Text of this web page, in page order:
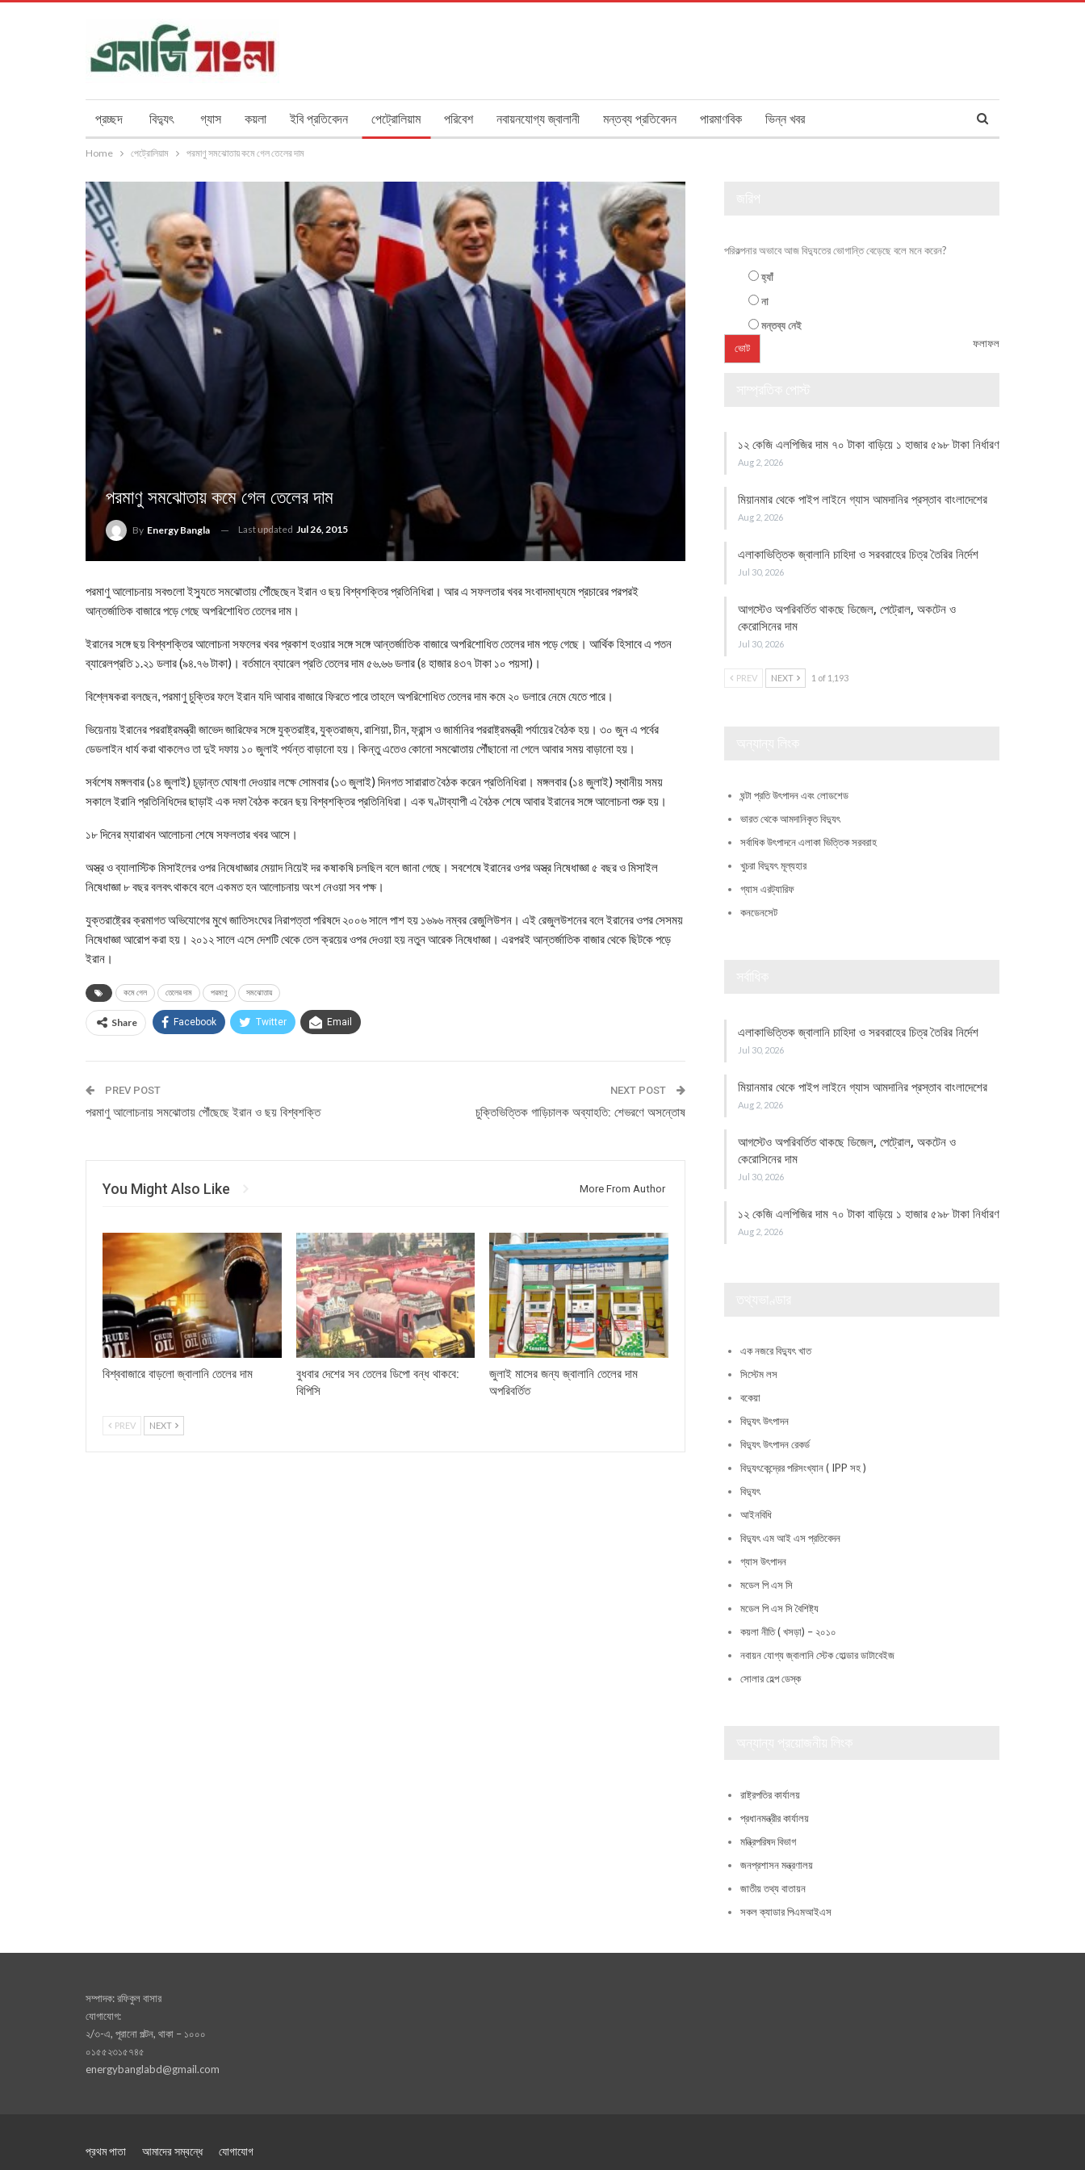
প্রচ্ছদ বিদ্যুৎ গ্যাস কয়লা ইবি প্রতিবেদন পেট্রোলিয়াম পরিবেশ নবায়নযোগ্য জ্বালানী মন্তব্য প্রতিবেদন পারমাণবিক ভিন্ন খবর
Home পেট্রোলিয়াম পরমাণু সমঝোতায় কমে গেল তেলের দাম
পরমাণু সমঝোতায় কমে গেল তেলের দাম
By Energy Bangla Last updated Jul 26, 2015
পরমাণু আলোচনায় সবগুলো ইস্যুতে সমঝোতায় পৌঁছেছেন ইরান ও ছয় বিশ্বশক্তির প্রতিনিধিরা। আর এ সফলতার খবর সংবাদমাধ্যমে প্রচারের পরপরই
আন্তর্জাতিক বাজারে পড়ে গেছে অপরিশোধিত তেলের দাম।
ইরানের সঙ্গে ছয় বিশ্বশক্তির আলোচনা সফলের খবর প্রকাশ হওয়ার সঙ্গে সঙ্গে আন্তর্জাতিক বাজারে অপরিশোধিত তেলের দাম পড়ে গেছে। আর্থিক হিসাবে এ পতন
ব্যারেলপ্রতি ১.২১ ডলার (৯৪.৭৬ টাকা)। বর্তমানে ব্যারেল প্রতি তেলের দাম ৫৬.৬৬ ডলার (৪ হাজার ৪৩৭ টাকা ১০ পয়সা)।
বিশ্লেষকরা বলছেন, পরমাণু চুক্তির ফলে ইরান যদি আবার বাজারে ফিরতে পারে তাহলে অপরিশোধিত তেলের দাম কমে ২০ ডলারে নেমে যেতে পারে।
ভিয়েনায় ইরানের পররাষ্ট্রমন্ত্রী জাভেদ জারিফের সঙ্গে যুক্তরাষ্ট্র, যুক্তরাজ্য, রাশিয়া, চীন, ফ্রান্স ও জার্মানির পররাষ্ট্রমন্ত্রী পর্যায়ের বৈঠক হয়। ৩০ জুন এ পর্বের
ডেডলাইন ধার্য করা থাকলেও তা দুই দফায় ১০ জুলাই পর্যন্ত বাড়ানো হয়। কিন্তু এতেও কোনো সমঝোতায় পৌঁছানো না গেলে আবার সময় বাড়ানো হয়।
সর্বশেষ মঙ্গলবার (১৪ জুলাই) চূড়ান্ত ঘোষণা দেওয়ার লক্ষে সোমবার (১৩ জুলাই) দিনগত সারারাত বৈঠক করেন প্রতিনিধিরা। মঙ্গলবার (১৪ জুলাই) স্থানীয় সময়
সকালে ইরানি প্রতিনিধিদের ছাড়াই এক দফা বৈঠক করেন ছয় বিশ্বশক্তির প্রতিনিধিরা। এক ঘণ্টাব্যাপী এ বৈঠক শেষে আবার ইরানের সঙ্গে আলোচনা শুরু হয়।
১৮ দিনের ম্যারাথন আলোচনা শেষে সফলতার খবর আসে।
অস্ত্র ও ব্যালাস্টিক মিসাইলের ওপর নিষেধাজ্ঞার মেয়াদ নিয়েই দর কষাকষি চলছিল বলে জানা গেছে। সবশেষে ইরানের ওপর অস্ত্র নিষেধাজ্ঞা ৫ বছর ও মিসাইল
নিষেধাজ্ঞা ৮ বছর বলবৎ থাকবে বলে একমত হন আলোচনায় অংশ নেওয়া সব পক্ষ।
যুক্তরাষ্ট্রের ক্রমাগত অভিযোগের মুখে জাতিসংঘের নিরাপত্তা পরিষদে ২০০৬ সালে পাশ হয় ১৬৯৬ নম্বর রেজুলিউশন। এই রেজুলউশনের বলে ইরানের ওপর সেসময়
নিষেধাজ্ঞা আরোপ করা হয়। ২০১২ সালে এসে দেশটি থেকে তেল ক্রয়ের ওপর দেওয়া হয় নতুন আরেক নিষেধাজ্ঞা। এরপরই আন্তর্জাতিক বাজার থেকে ছিটকে পড়ে
ইরান।
কমে গেল তেলের দাম পরমাণু সমঝোতায়
Share Facebook Twitter Email
PREV POST
পরমাণু আলোচনায় সমঝোতায় পৌঁছেছে ইরান ও ছয় বিশ্বশক্তি
NEXT POST
চুক্তিভিত্তিক গাড়িচালক অব্যাহতি: শেভরণে অসন্তোষ
You Might Also Like More From Author
বিশ্ববাজারে বাড়লো জ্বালানি তেলের দাম
বুধবার দেশের সব তেলের ডিপো বন্ধ থাকবে:
বিপিসি
জুলাই মাসের জন্য জ্বালানি তেলের দাম
অপরিবর্তিত
PREV NEXT
পরিকল্পনার অভাবে আজ বিদ্যুতের ভোগান্তি বেড়েছে বলে মনে করেন?
হ্যাঁ
না
মন্তব্য নেই
ফলাফল
১২ কেজি এলপিজির দাম ৭০ টাকা বাড়িয়ে ১ হাজার ৫৯৮ টাকা নির্ধারণ
Aug 2, 2026
মিয়ানমার থেকে পাইপ লাইনে গ্যাস আমদানির প্রস্তাব বাংলাদেশের
Aug 2, 2026
এলাকাভিত্তিক জ্বালানি চাহিদা ও সরবরাহের চিত্র তৈরির নির্দেশ
Jul 30, 2026
আগস্টেও অপরিবর্তিত থাকছে ডিজেল, পেট্রোল, অকটেন ও
কেরোসিনের দাম
Jul 30, 2026
PREV NEXT 1 of 1,193
ঘন্টা প্রতি উৎপাদন এবং লোডশেড
ভারত থেকে আমদানিকৃত বিদ্যুৎ
সর্বাধিক উৎপাদনে এলাকা ভিত্তিক সরবরাহ
খুচরা বিদ্যুৎ মূল্যহার
গ্যাস এরট্যারিফ
কনডেনসেট
এলাকাভিত্তিক জ্বালানি চাহিদা ও সরবরাহের চিত্র তৈরির নির্দেশ
Jul 30, 2026
মিয়ানমার থেকে পাইপ লাইনে গ্যাস আমদানির প্রস্তাব বাংলাদেশের
Aug 2, 2026
আগস্টেও অপরিবর্তিত থাকছে ডিজেল, পেট্রোল, অকটেন ও
কেরোসিনের দাম
Jul 30, 2026
১২ কেজি এলপিজির দাম ৭০ টাকা বাড়িয়ে ১ হাজার ৫৯৮ টাকা নির্ধারণ
Aug 2, 2026
এক নজরে বিদ্যুৎ খাত
সিস্টেম লস
বকেয়া
বিদ্যুৎ উৎপাদন
বিদ্যুৎ উৎপাদন রেকর্ড
বিদ্যুৎকেন্দ্রের পরিসংখ্যান ( IPP সহ )
বিদ্যুৎ
আইনবিধি
বিদ্যুৎ এম আই এস প্রতিবেদন
গ্যাস উৎপাদন
মডেল পি এস সি
মডেল পি এস সি বৈশিষ্ট্য
কয়লা নীতি ( খসড়া) – ২০১০
নবায়ন যোগ্য জ্বালানি স্টেক হোল্ডার ডাটাবেইজ
সোলার হেল্প ডেস্ক
রাষ্ট্রপতির কার্যালয়
প্রধানমন্ত্রীর কার্যালয়
মন্ত্রিপরিষদ বিভাগ
জনপ্রশাসন মন্ত্রণালয়
জাতীয় তথ্য বাতায়ন
সকল ক্যাডার পিএমআইএস
সম্পাদক: রফিকুল বাসার
যোগাযোগ:
২/৩-এ, পূরানো পল্টন, থাকা – ১০০০
০১৫৫২৩১৫৭৪৫
energybanglabd@gmail.com
প্রথম পাতা আমাদের সম্বন্ধে যোগাযোগ